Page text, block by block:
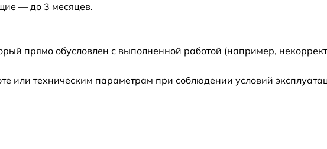
от 30 мин
от 60 мин 500 р
от 60 мин 800 р
— до 3 месяцев.
прямо обусловлен с выполненной работой (например,
или техническим параметрам при соблюдении условий